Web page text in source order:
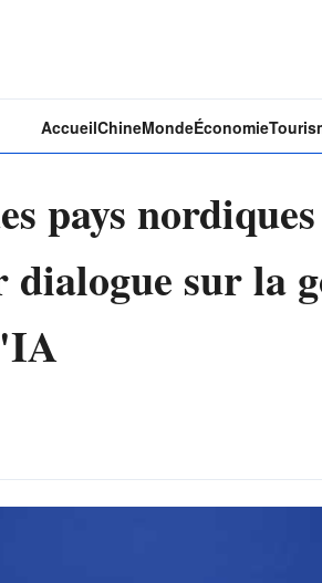
AccueilChineMondeÉconomie
pays
sur la